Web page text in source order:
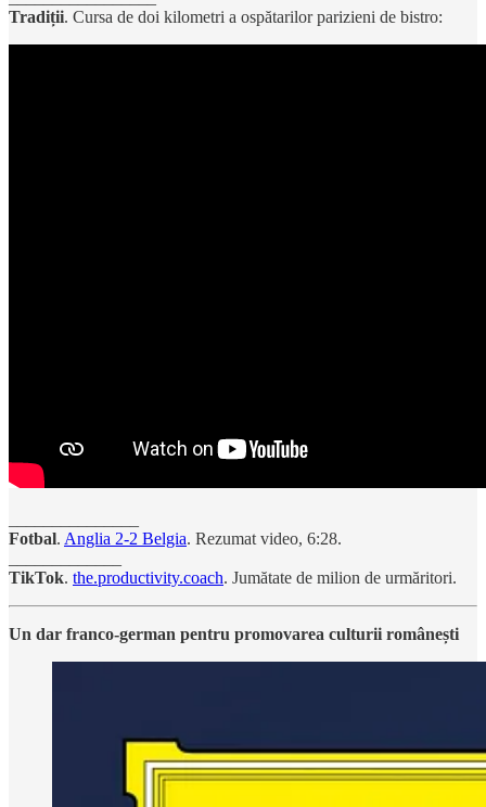
Tradiții. Cursa de doi kilometri a ospătarilor parizieni de bistro:
Fotbal. Anglia 2-2 Belgia. Rezumat video, 6:28.
TikTok. the.productivity.coach. Jumătate de milion de urmăritori.
Un dar franco-german pentru promovarea culturii românești